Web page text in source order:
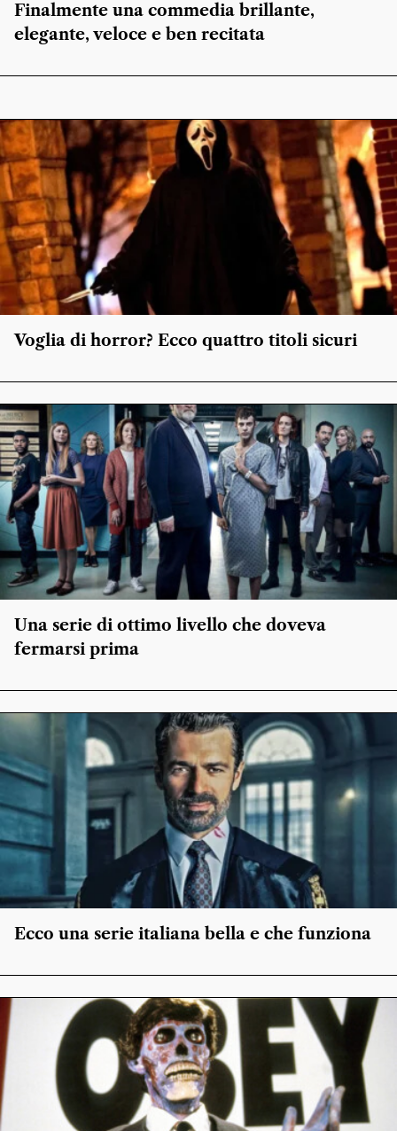
Finalmente una commedia brillante,
elegante, veloce e ben recitata
Voglia di horror? Ecco quattro titoli sicuri
Una serie di ottimo livello che doveva
fermarsi prima
Ecco una serie italiana bella e che funziona